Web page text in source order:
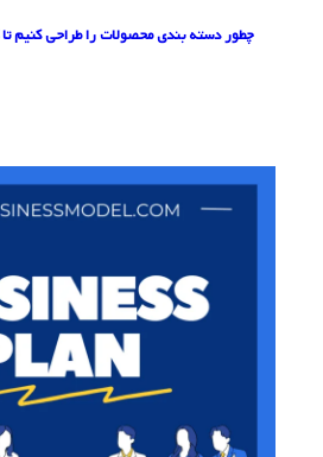
چطور دسته‌ بندی محصولات را طراحی کنیم